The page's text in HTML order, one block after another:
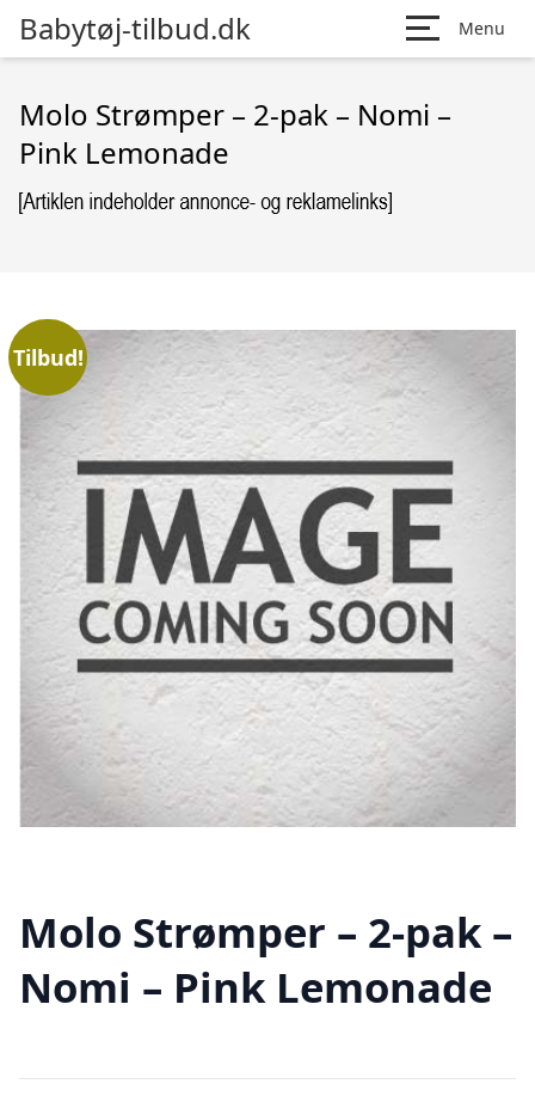
Babytøj-tilbud.dk Menu
Molo Strømper – 2-pak – Nomi –
Pink Lemonade
Tilbud!
Molo Strømper – 2-pak –
Nomi – Pink Lemonade